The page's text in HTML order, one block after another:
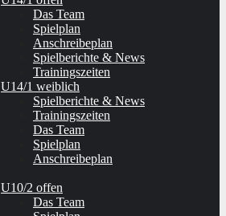
Das Team
Spielplan
Anschreibeplan
Spielberichte & News
Trainingszeiten
U14/1 weiblich
Spielberichte & News
Trainingszeiten
Das Team
Spielplan
Anschreibeplan
U10/2 offen
Das Team